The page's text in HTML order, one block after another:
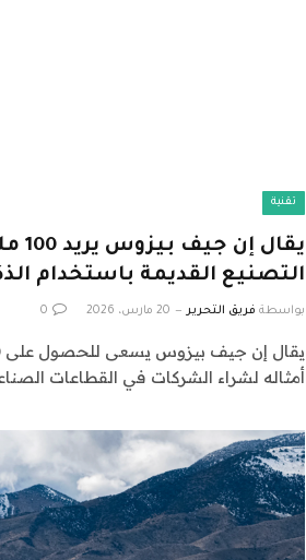
تقنية
التصنيع القديمة باستخدام
بواسطة فريق التحرير 20 مارس، 2026 0
أمثاله لشراء الشركات في القطاعات